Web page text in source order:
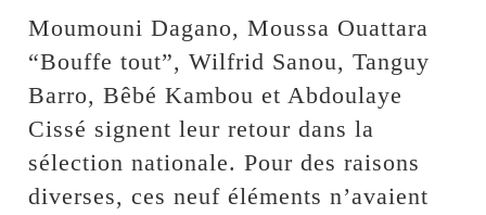
Moumouni Dagano, Moussa Ouattara
“Bouffe tout”, Wilfrid Sanou, Tanguy
Barro, Bêbé Kambou et Abdoulaye
Cissé signent leur retour dans la
sélection nationale. Pour des raisons
diverses, ces neuf éléments n’avaient